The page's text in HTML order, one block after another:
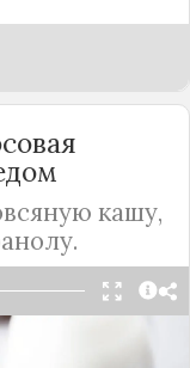
кашу,
с йогуртом,
ягодами